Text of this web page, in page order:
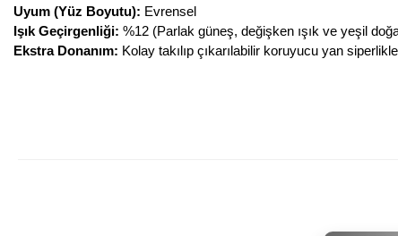
Uyum (Yüz Boyutu): Evrensel
Işık Geçirgenliği: %12 (Parlak güneş, değişken ışık ve yeşil
Ekstra Donanım: Kolay takılıp çıkarılabilir koruyucu yan